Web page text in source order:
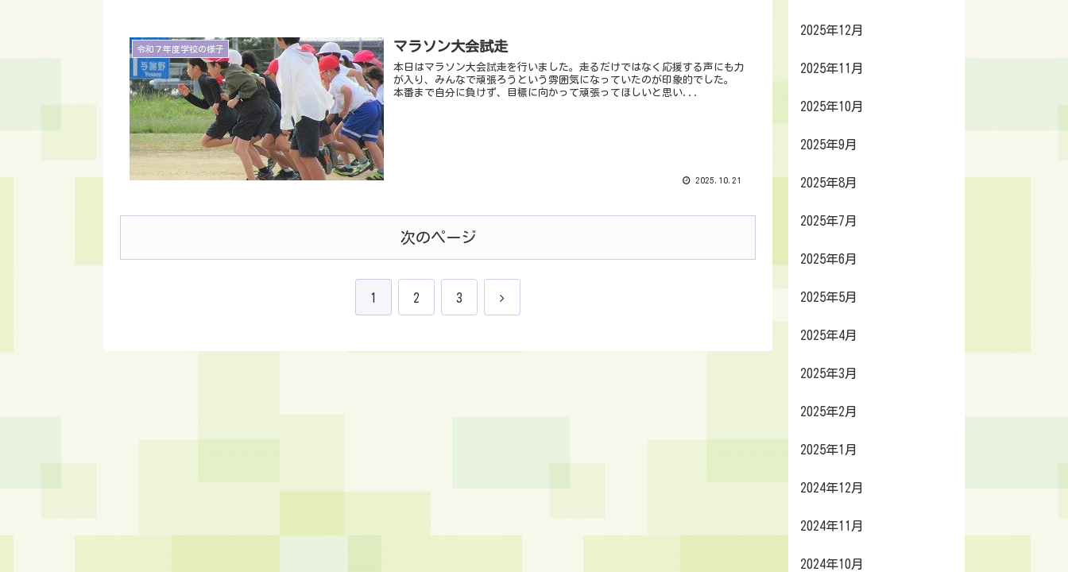
令和７年度学校の様子 マラソン大会試走
本日はマラソン大会試走を行いました。走るだけではなく応援する声にも力
が入り、みんなで頑張ろうという雰囲気になっていたのが印象的でした。
本番まで自分に負けず、目標に向かって頑張ってほしいと思い...
2025.10.21
次のページ
1 2 3
2025年12月
2025年11月
2025年10月
2025年9月
2025年8月
2025年7月
2025年6月
2025年5月
2025年4月
2025年3月
2025年2月
2025年1月
2024年12月
2024年11月
2024年10月